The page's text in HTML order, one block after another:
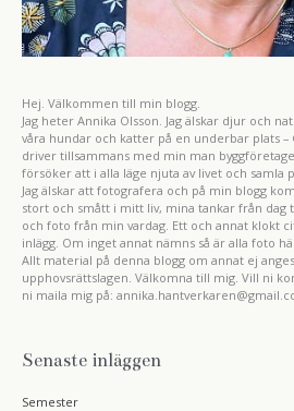
Hej. Välkommen till min blogg.
Jag heter Annika Olsson. Jag älskar djur och
våra hundar och katter på en underbar plats –
driver tillsammans med min man
försöker att i alla läge njuta av livet och samla
Jag älskar att fotografera och på min blogg
stort och smått i mitt liv, mina tankar från dag
och foto från min vardag. Ett och annat klokt
inlägg. Om inget annat nämns så är alla foto
Allt material på denna blogg om annat ej
upphovsrättslagen. Välkomna till mig. Vill ni
ni maila mig på:
Senaste inläggen
Semester